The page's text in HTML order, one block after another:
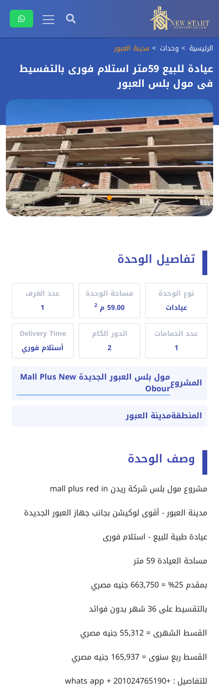
الرئيسية وحدات مدينة العبور
عيادة للبيع 59متر استلام فورى بالتفسيط
فى مول بلس العبور
تفاصيل الوحدة
نوع الوحدة
عيادات
مساحة الوحدة
59.00 م
2
عدد الغرف
1
عدد الحمامات
1
الدور الكام
2
Delivery Time
أستلام فوري
المشروع مول بلس العبور الجديدة Mall Plus New
Obour
المنطقةمدينة العبور
وصف الوحدة
مشروع مول بلس شركة ريدن mall plus red in
مدينة العبور - أقوى لوكيشن بجانب جهاز العبور الجديدة
عيادة طبية للبيع - استلام فورى
مساحة العيادة 59 متر
بمقدم 25% =
663,750 جنيه مصري
بالتقسيط على 36 شهر بدون فوائد
القسط الشهرى = 55,312 جنيه مصري
القسط ربع سنوى = 165,937 جنيه مصري
للتفاصيل : +201024765190 + whats app